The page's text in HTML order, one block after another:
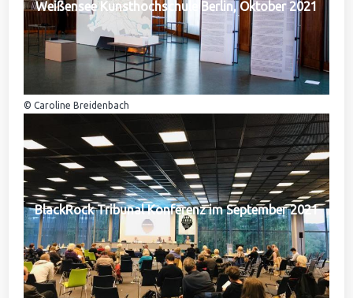
Weißensee Kunsthochschule Berlin, Oktober 2021
© Caroline Breidenbach
BlackRock Tribunal Konferenz im September 2021